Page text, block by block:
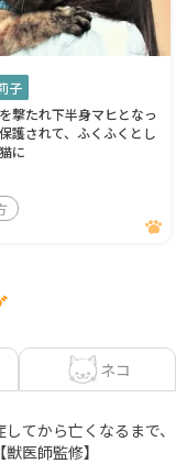
子
撃たれ下半身マヒとなっ
護されて、ふくふくとし
に
ネコ
てから亡くなるまで、
医師監修】